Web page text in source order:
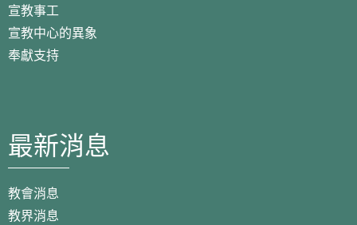
宣教事工
宣教中心的異象
奉獻支持
最新消息
教會消息
教界消息